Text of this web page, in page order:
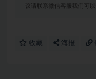
议请联系微信客服我们可以
收藏 海报